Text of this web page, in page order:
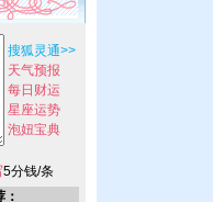
搜狐灵通>>
天气预报
每日财运
星座运势
泡妞宝典
5分钱/条